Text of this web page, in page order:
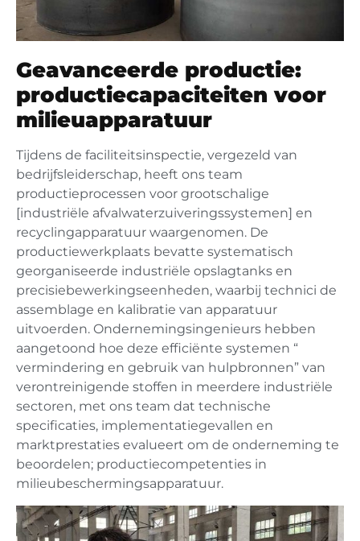
Geavanceerde productie:
productiecapaciteiten voor
milieuapparatuur
Tijdens de faciliteitsinspectie, vergezeld van
bedrijfsleiderschap, heeft ons team
productieprocessen voor grootschalige
[industriële afvalwaterzuiveringssystemen] en
recyclingapparatuur waargenomen. De
productiewerkplaats bevatte systematisch
georganiseerde industriële opslagtanks en
precisiebewerkingseenheden, waarbij technici de
assemblage en kalibratie van apparatuur
uitvoerden. Ondernemingsingenieurs hebben
aangetoond hoe deze efficiënte systemen “
vermindering en gebruik van hulpbronnen” van
verontreinigende stoffen in meerdere industriële
sectoren, met ons team dat technische
specificaties, implementatiegevallen en
marktprestaties evalueert om de onderneming te
beoordelen; productiecompetenties in
milieubeschermingsapparatuur.